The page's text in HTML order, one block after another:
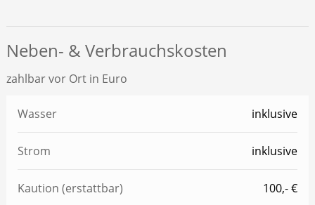
Neben- & Verbrauchskosten
zahlbar vor Ort in Euro
Wasser inklusive
Strom inklusive
Kaution (erstattbar) 100,- €